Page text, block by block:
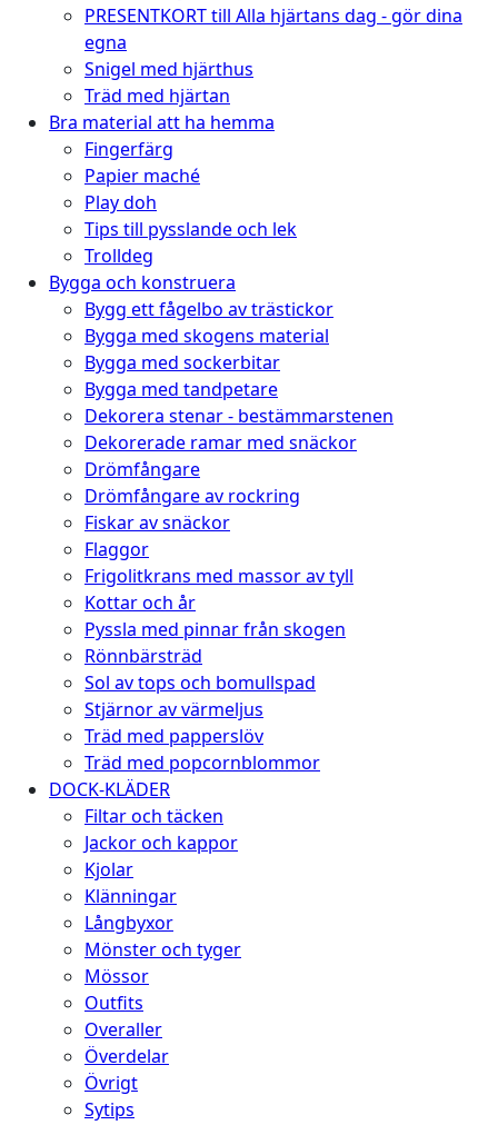
PRESENTKORT till Alla hjärtans dag - gör dina
egna
Snigel med hjärthus
Träd med hjärtan
Bra material att ha hemma
Fingerfärg
Papier maché
Play doh
Tips till pysslande och lek
Trolldeg
Bygga och konstruera
Bygg ett fågelbo av trästickor
Bygga med skogens material
Bygga med sockerbitar
Bygga med tandpetare
Dekorera stenar - bestämmarstenen
Dekorerade ramar med snäckor
Drömfångare
Drömfångare av rockring
Fiskar av snäckor
Flaggor
Frigolitkrans med massor av tyll
Kottar och år
Pyssla med pinnar från skogen
Rönnbärsträd
Sol av tops och bomullspad
Stjärnor av värmeljus
Träd med papperslöv
Träd med popcornblommor
DOCK-KLÄDER
Filtar och täcken
Jackor och kappor
Kjolar
Klänningar
Långbyxor
Mönster och tyger
Mössor
Outfits
Overaller
Överdelar
Övrigt
Sytips